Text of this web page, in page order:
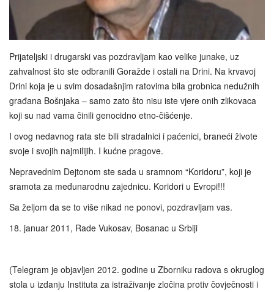
Prijateljski i drugarski vas pozdravljam kao velike junake, uz
zahvalnost što ste odbranili Goražde i ostali na Drini. Na krvavoj
Drini koja je u svim dosadašnjim ratovima bila grobnica nedužnih
građana Bošnjaka – samo zato što nisu iste vjere onih zlikovaca
koji su nad vama činili genocidno etno-čišćenje.
I ovog nedavnog rata ste bili stradalnici i paćenici, braneći živote
svoje i svojih najmilijih. I kućne pragove.
Nepravednim Dejtonom ste sada u sramnom “Koridoru”, koji je
sramota za međunarodnu zajednicu. Koridori u Evropi!!!
Sa željom da se to više nikad ne ponovi, pozdravljam vas.
18. januar 2011, Rade Vukosav, Bosanac u Srbiji
(Telegram je objavljen 2012. godine u Zborniku radova s okruglog
stola u izdanju Instituta za istraživanje zločina protiv čovječnosti i